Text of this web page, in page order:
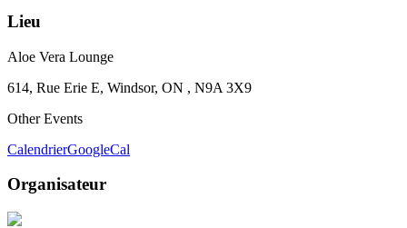
Lieu
Aloe Vera Lounge
614, Rue Erie E, Windsor, ON , N9A 3X9
Other Events
CalendrierGoogleCal
Organisateur